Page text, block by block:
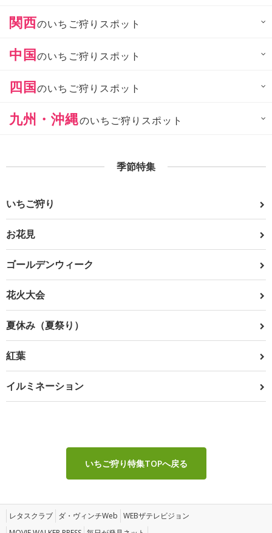
関西のいちご狩りスポット
中国のいちご狩りスポット
四国のいちご狩りスポット
九州・沖縄のいちご狩りスポット
季節特集
いちご狩り
お花見
ゴールデンウィーク
花火大会
夏休み（夏祭り）
紅葉
イルミネーション
いちご狩り特集TOPへ戻る
レタスクラブ ダ・ヴィンチWeb WEBザテレビジョン